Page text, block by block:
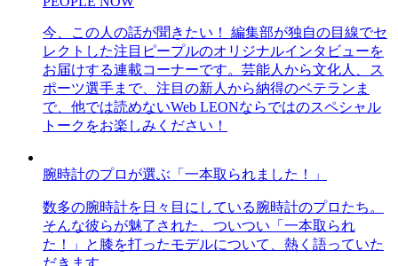
今、この人の話が聞きたい！ 編集部が独自の目線でセ
レクトした注目ピープルのオリジナルインタビューを
お届けする連載コーナーです。芸能人から文化人、ス
ポーツ選手まで、注目の新人から納得のベテランま
で、他では読めないWeb LEONならではのスペシャル
トークをお楽しみください！
腕時計のプロが選ぶ「一本取られました！」
数多の腕時計を日々目にしている腕時計のプロたち。
そんな彼らが魅了された、ついつい「一本取られ
た！」と膝を打ったモデルについて、熱く語っていた